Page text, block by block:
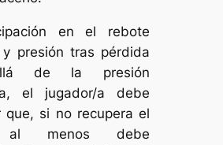
en el rebote
presión tras pérdida
de la presión
el jugador/a debe
que, si no recupera el
al menos debe